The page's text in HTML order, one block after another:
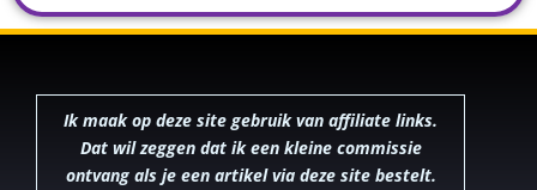
Ik maak op deze site gebruik van affiliate links.
Dat wil zeggen dat ik een kleine commissie
ontvang als je een artikel via deze site bestelt.